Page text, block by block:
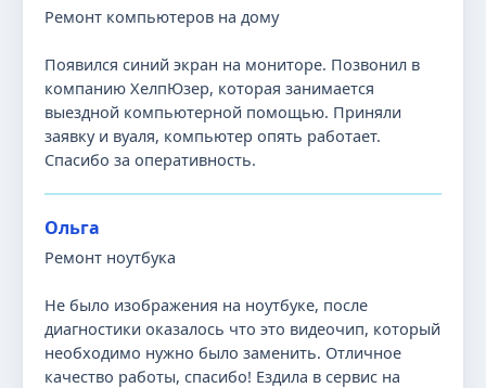
Ремонт компьютеров на дому
Появился синий экран на мониторе. Позвонил в
компанию ХелпЮзер, которая занимается
выездной компьютерной помощью. Приняли
заявку и вуаля, компьютер опять работает.
Спасибо за оперативность.
Ольга
Ремонт ноутбука
Не было изображения на ноутбуке, после
диагностики оказалось что это видеочип, который
необходимо нужно было заменить. Отличное
качество работы, спасибо! Ездила в сервис на